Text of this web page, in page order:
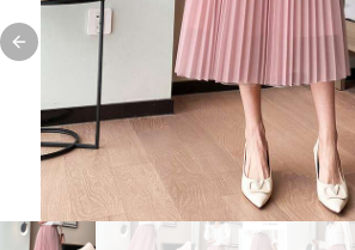
Previous slide